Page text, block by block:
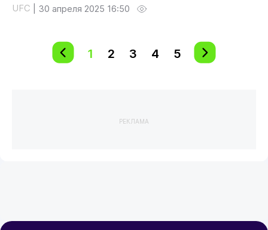
UFC 30 апреля 2025 16:50
1 2 3 4 5
РЕКЛАМА